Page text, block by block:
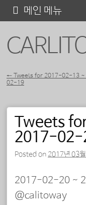
메인 메뉴
텐
포스트 내비게이션
← Tweets for 2017-02-13
02-19
Tweets
2017-02-
Posted on 2017년 03
2017-02-20 ~
@calitoway